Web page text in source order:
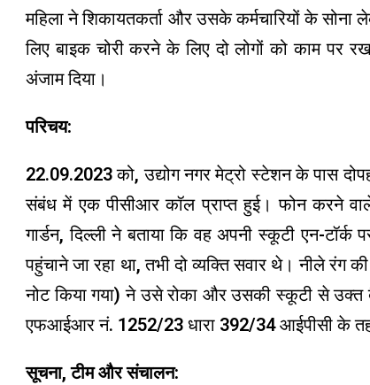
महिला ने शिकायतकर्ता और उसके कर्मचारियों के
लिए बाइक चोरी करने के लिए दो लोगों को काम पर
अंजाम दिया।
परिचय:
22.09.2023 को, उद्योग नगर मेट्रो स्टेशन के पास
संबंध में एक पीसीआर कॉल प्राप्त हुई। फोन करने वाले
गार्डन, दिल्ली ने बताया कि वह अपनी स्कूटी एन-
पहुंचाने जा रहा था, तभी दो व्यक्ति सवार थे। नीले रंग
नोट किया गया) ने उसे रोका और उसकी स्कूटी से उक्त
एफआईआर नं. 1252/23 धारा 392/34 आईपीसी के तहत
सूचना, टीम और संचालन: